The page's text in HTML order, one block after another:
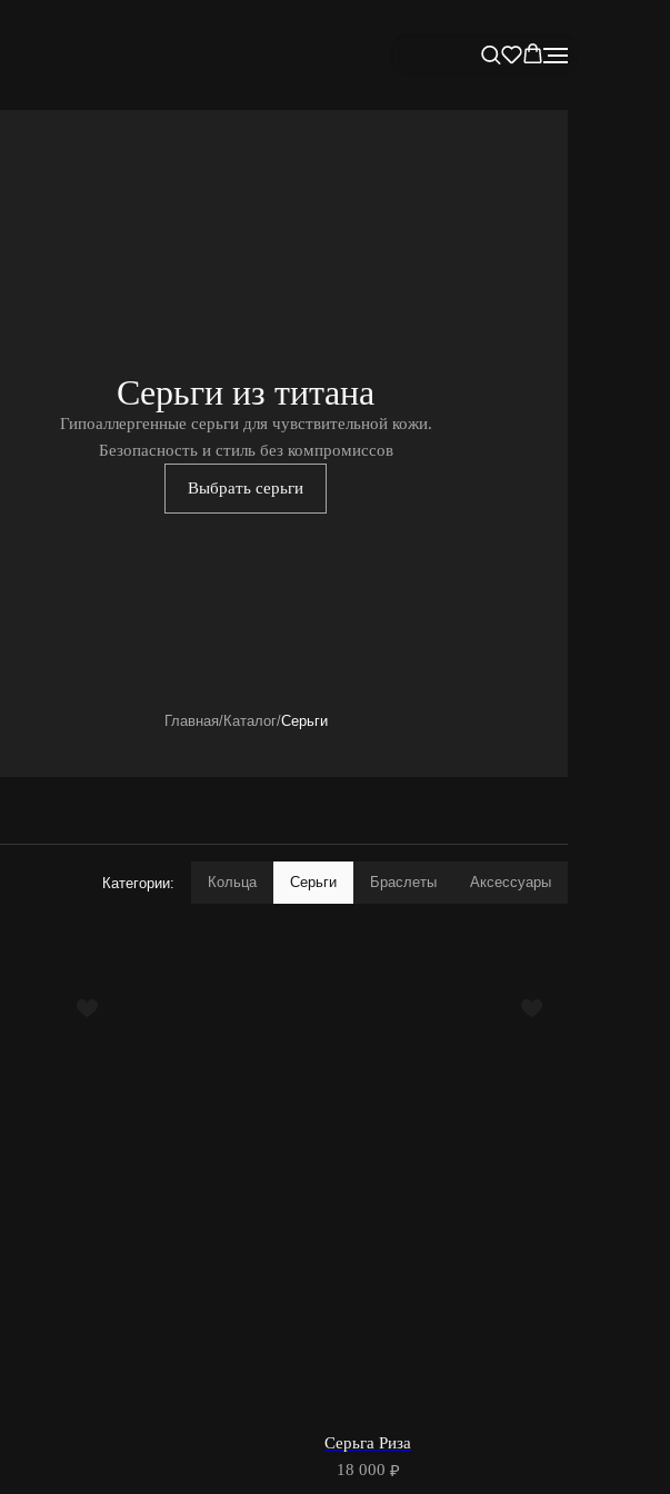
Серьги из титана
Гипоаллергенные серьги для чувствительной кожи.
Безопасность и стиль без компромиссов
Выбрать серьги
Главная/Каталог/Серьги
Категории: Кольца Серьги Браслеты Аксессуары
Серьга Риза
18 000 ₽